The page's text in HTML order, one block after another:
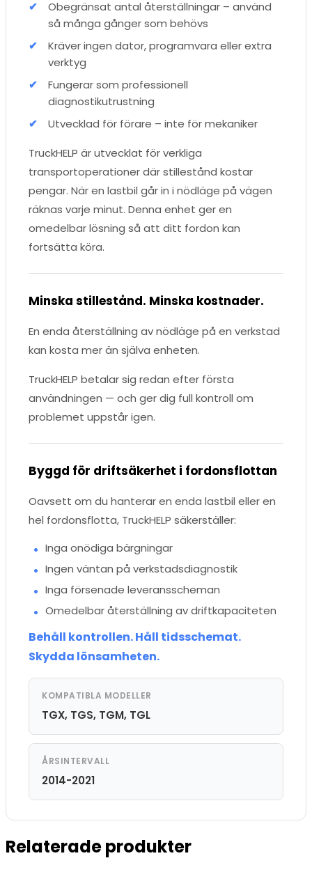
Obegränsat antal återställningar – använd
så många gånger som behövs
Kräver ingen dator, programvara eller extra
verktyg
Fungerar som professionell
diagnostikutrustning
Utvecklad för förare – inte för mekaniker
TruckHELP är utvecklat för verkliga
transportoperationer där stillestånd kostar
pengar. När en lastbil går in i nödläge på vägen
räknas varje minut. Denna enhet ger en
omedelbar lösning så att ditt fordon kan
fortsätta köra.
Minska stillestånd. Minska kostnader.
En enda återställning av nödläge på en verkstad
kan kosta mer än själva enheten.
TruckHELP betalar sig redan efter första
användningen — och ger dig full kontroll om
problemet uppstår igen.
Byggd för driftsäkerhet i fordonsflottan
Oavsett om du hanterar en enda lastbil eller en
hel fordonsflotta, TruckHELP säkerställer:
Inga onödiga bärgningar
Ingen väntan på verkstadsdiagnostik
Inga försenade leveransscheman
Omedelbar återställning av driftkapaciteten
Behåll kontrollen. Håll tidsschemat.
Skydda lönsamheten.
KOMPATIBLA MODELLER
TGX, TGS, TGM, TGL
ÅRSINTERVALL
2014-2021
Relaterade produkter